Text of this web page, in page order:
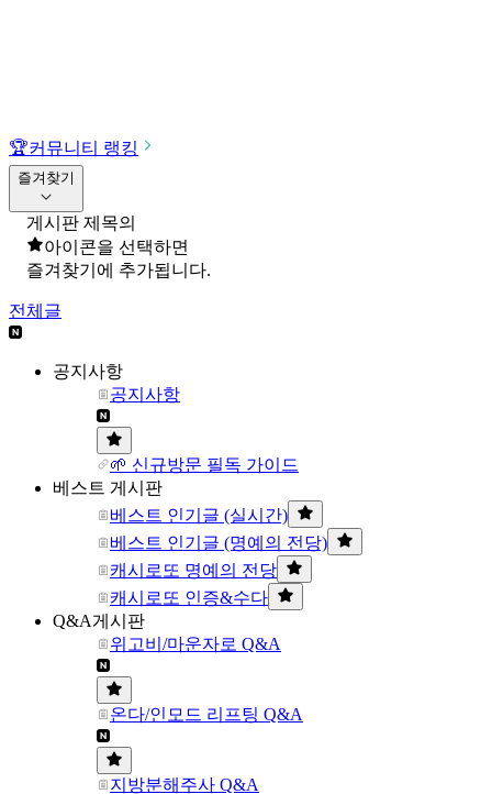
🏆커뮤니티 랭킹
즐겨찾기
게시판 제목의
아이콘을 선택하면
즐겨찾기에 추가됩니다.
전체글
공지사항
공지사항
🌱 신규방문 필독 가이드
베스트 게시판
베스트 인기글 (실시간)
베스트 인기글 (명예의 전당)
캐시로또 명예의 전당
캐시로또 인증&수다
Q&A게시판
위고비/마운자로 Q&A
온다/인모드 리프팅 Q&A
지방분해주사 Q&A